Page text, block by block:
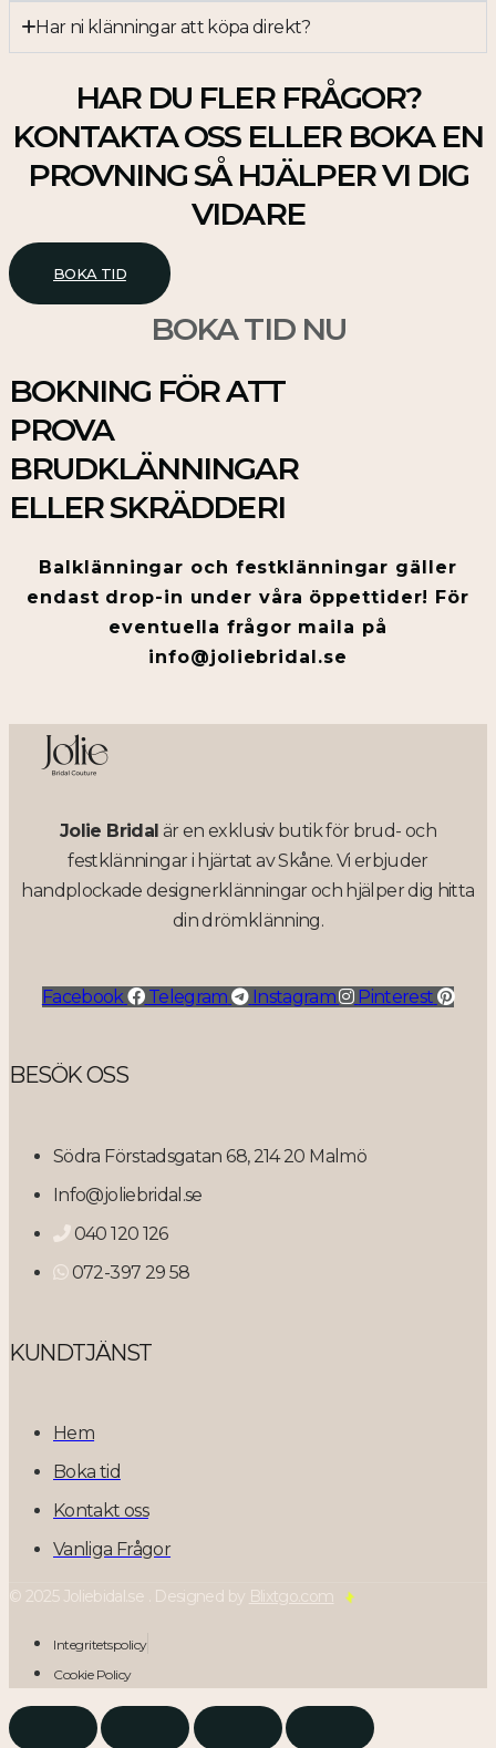
Har ni klänningar att köpa direkt?
HAR DU FLER FRÅGOR?
KONTAKTA OSS ELLER BOKA EN
PROVNING SÅ HJÄLPER VI DIG
VIDARE
BOKA TID
BOKA TID NU
BOKNING FÖR ATT
PROVA
BRUDKLÄNNINGAR
ELLER SKRÄDDERI
Balklänningar och festklänningar gäller
endast drop-in under våra öppettider! För
eventuella frågor maila på
info@joliebridal.se
Jolie Bridal är en exklusiv butik för brud- och
festklänningar i hjärtat av Skåne. Vi erbjuder
handplockade designerklänningar och hjälper dig hitta
din drömklänning.
Facebook Telegram Instagram Pinterest
BESÖK OSS
Södra Förstadsgatan 68, 214 20 Malmö
Info@joliebridal.se
040 120 126
072-397 29 58
KUNDTJÄNST
Hem
Boka tid
Kontakt oss
Vanliga Frågor
© 2025 Joliebidal.se . Designed by Blixtgo.com
Integritetspolicy
Cookie Policy